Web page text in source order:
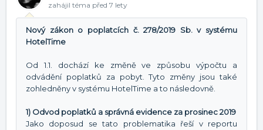
zahájil téma před 7 lety
Nový zákon o poplatcích č. 278/2019 Sb. v systému
HotelTime
Od 1.1. dochází ke změně ve způsobu výpočtu a
odvádění poplatků za pobyt. Tyto změny jsou také
zohledněny v systému HotelTime a to následovně.
1) Odvod poplatků a správná evidence za prosinec 2019
Jako doposud se tato problematika řeší v reportu